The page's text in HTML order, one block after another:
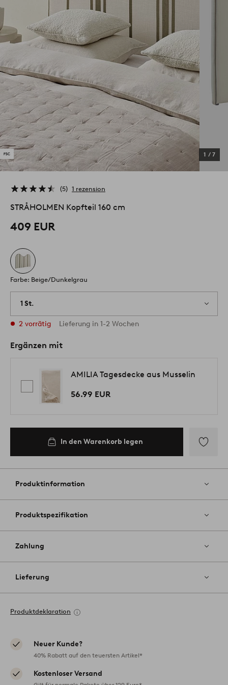
1 / 7
5 1 rezension
STRÅHOLMEN Kopfteil 160 cm
409 EUR
Farbe: Beige/Dunkelgrau
1 St.
2 vorrätig Lieferung in 1-2 Wochen
Ergänzen mit
AMILIA Tagesdecke aus Musselin
56.99 EUR
In den Warenkorb legen
Favoriten
Produktinformation
Produktspezifikation
Zahlung
Lieferung
Produktdeklaration
Neuer Kunde?
40% Rabatt auf den teuersten Artikel*
Kostenloser Versand